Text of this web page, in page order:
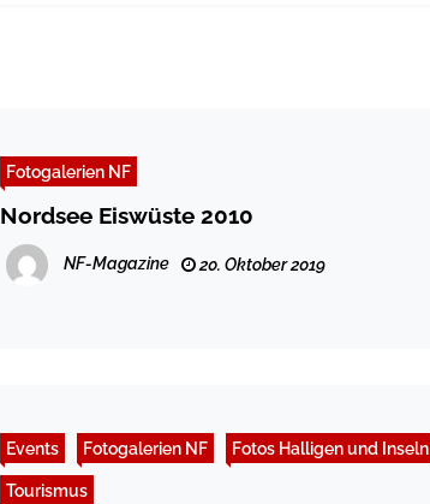
Fotogalerien NF
Nordsee Eiswüste 2010
NF-Magazine 20. Oktober 2019
Events Fotogalerien NF Fotos Halligen und Inseln
Tourismus